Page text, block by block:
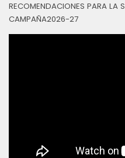
RECOMENDACIONES PARA LA
CAMPAÑA2026-27